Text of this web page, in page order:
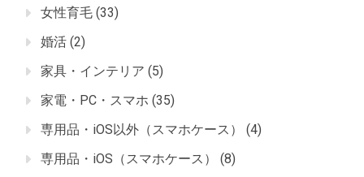
女性育毛 (33)
婚活 (2)
家具・インテリア (5)
家電・PC・スマホ (35)
専用品・iOS以外（スマホケース）
(4)
専用品・iOS（スマホケース）
(8)